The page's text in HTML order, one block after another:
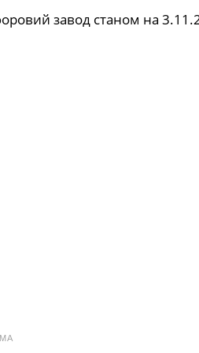
завод станом на